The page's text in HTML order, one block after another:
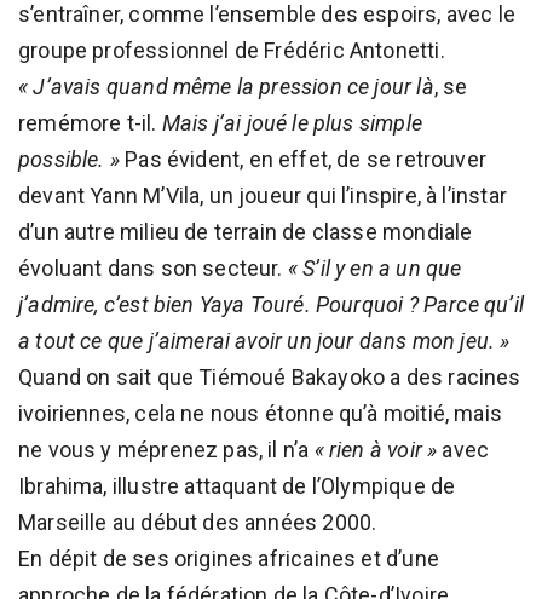
s’entraîner, comme l’ensemble des espoirs, avec le
groupe professionnel de Frédéric Antonetti.
« J’avais quand même la pression ce jour là, se
remémore t-il. Mais j’ai joué le plus simple
possible. »Pas évident, en effet, de se retrouver
devant Yann M’Vila, un joueur qui l’inspire, à l’instar
d’un autre milieu de terrain de classe mondiale
évoluant dans son secteur. « S’il y en a un que
j’admire, c’est bien Yaya Touré. Pourquoi ? Parce qu’il
a tout ce que j’aimerai avoir un jour dans mon jeu. »
Quand on sait que Tiémoué Bakayoko a des racines
ivoiriennes, cela ne nous étonne qu’à moitié, mais
ne vous y méprenez pas, il n’a « rien à voir » avec
Ibrahima, illustre attaquant de l’Olympique de
Marseille au début des années 2000.
En dépit de ses origines africaines et d’une